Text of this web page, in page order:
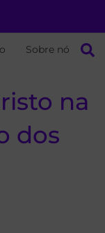
Sobre nós
na
dos